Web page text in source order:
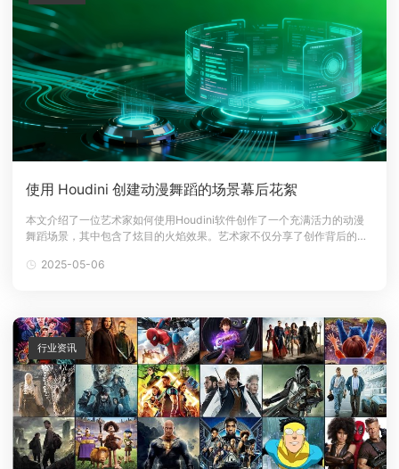
使用 Houdini 创建动漫舞蹈的场景幕后花絮
本文介绍了一位艺术家如何使用Houdini软件创作了一个充满活力的动漫
舞蹈场景，其中包含了炫目的火焰效果。艺术家不仅分享了创作背后的灵
索这个创作过程的详细内容。人物介绍一年前，我从 Cinema 4D 转向了
2025-05-06
行业资讯